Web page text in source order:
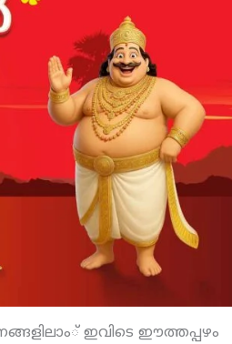
ഇവിടെ ഈത്തപ്പഴം